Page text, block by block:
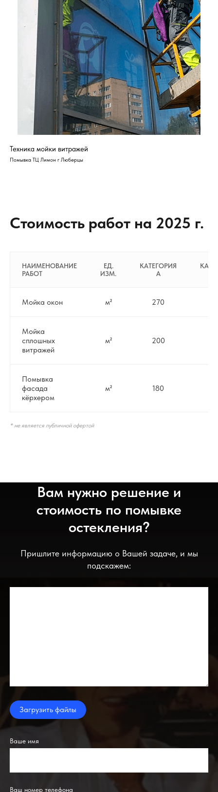
Техника мойки витражей
Помывка ТЦ Лимон г Люберцы
Стоимость работ на 2025 г.
НАИМЕНОВАНИЕ
РАБОТ
ЕД.
ИЗМ.
КАТЕГОРИЯ
A
Мойка окон м² 270
Мойка
сплошных
витражей
м² 200
Помывка
фасада
кёрхером
м² 180
* не является публичной офертой
Вам нужно решение и
стоимость по помывке
остекления?
Пришлите информацию о Вашей задаче, и мы
подскажем:
Загрузить файлы
Ваше имя
Ваш номер телефона